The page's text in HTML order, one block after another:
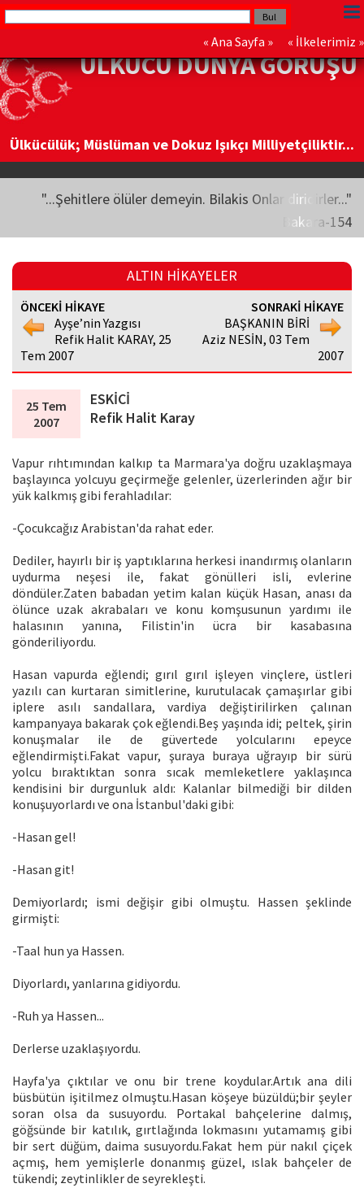
« Ana Sayfa » « İlkelerimiz »
ÜLKÜCÜ DÜNYA GÖRÜŞÜ
Ülkücülük; Müslüman ve Dokuz Işıkçı Milliyetçiliktir...
"...Şehitlere ölüler demeyin. Bilakis Onlar diridirler..."
Bakara-154
ALTIN HİKAYELER
ÖNCEKİ HİKAYE
Ayşe’nin Yazgısı
Refik Halit KARAY, 25
Tem 2007
SONRAKİ HİKAYE
BAŞKANIN BİRİ
Aziz NESİN, 03 Tem
2007
25 Tem
2007
ESKİCİ
Refik Halit Karay
Vapur rıhtımından kalkıp ta Marmara'ya doğru uzaklaşmaya
başlayınca yolcuyu geçirmeğe gelenler, üzerlerinden ağır bir
yük kalkmış gibi ferahladılar:
-Çocukcağız Arabistan'da rahat eder.
Dediler, hayırlı bir iş yaptıklarına herkesi inandırmış olanların
uydurma neşesi ile, fakat gönülleri isli, evlerine
döndüler.Zaten babadan yetim kalan küçük Hasan, anası da
ölünce uzak akrabaları ve konu komşusunun yardımı ile
halasının yanına, Filistin'in ücra bir kasabasına
gönderiliyordu.
Hasan vapurda eğlendi; gırıl gırıl işleyen vinçlere, üstleri
yazılı can kurtaran simitlerine, kurutulacak çamaşırlar gibi
iplere asılı sandallara, vardiya değiştirilirken çalınan
kampanyaya bakarak çok eğlendi.Beş yaşında idi; peltek, şirin
konuşmalar ile de güvertede yolcularını epeyce
eğlendirmişti.Fakat vapur, şuraya buraya uğrayıp bir sürü
yolcu bıraktıktan sonra sıcak memleketlere yaklaşınca
kendisini bir durgunluk aldı: Kalanlar bilmediği bir dilden
konuşuyorlardı ve ona İstanbul'daki gibi:
-Hasan gel!
-Hasan git!
Demiyorlardı; ismi değişir gibi olmuştu. Hassen şeklinde
girmişti:
-Taal hun ya Hassen.
Diyorlardı, yanlarına gidiyordu.
-Ruh ya Hassen...
Derlerse uzaklaşıyordu.
Hayfa'ya çıktılar ve onu bir trene koydular.Artık ana dili
büsbütün işitilmez olmuştu.Hasan köşeye büzüldü;bir şeyler
soran olsa da susuyordu. Portakal bahçelerine dalmış,
göğsünde bir katılık, gırtlağında lokmasını yutamamış gibi
bir sert düğüm, daima susuyordu.Fakat hem pür nakıl çiçek
açmış, hem yemişlerle donanmış güzel, ıslak bahçeler de
tükendi; zeytinlikler de seyrekleşti.